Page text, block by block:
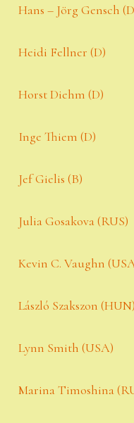
Hans – Jörg Gensch
Heidi Fellner (D)
Horst Diehm (D)
Inge Thiem (D)
Jef Gielis (B)
Julia Gosakova (RUS)
Kevin C. Vaughn
László Szakszon (HUN)
Lynn Smith (USA)
Marina Timoshina